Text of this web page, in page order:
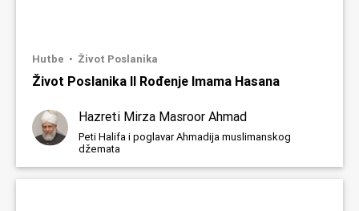
Hutbe Život Poslanika
Život Poslanika II Rođenje Imama Hasana
Hazreti Mirza Masroor Ahmad
Peti Halifa i poglavar Ahmadija muslimanskog
džemata